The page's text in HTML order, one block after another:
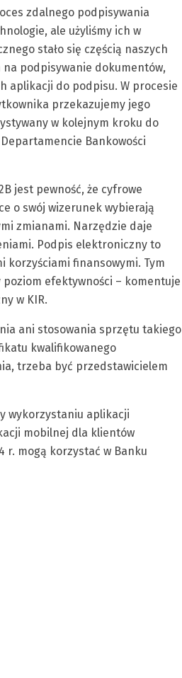
zdalnego podpisywania
ale użyliśmy ich w
stało się częścią naszych
podpisywanie dokumentów,
aplikacji do podpisu. W procesie
przekazujemy jego
w kolejnym kroku do
Bankowości
jest pewność, że cyfrowe
o swój wizerunek wybierają
zmianami. Narzędzie daje
Podpis elektroniczny to
korzyściami finansowymi. Tym
efektywności – komentuje
w KIR.
ani stosowania sprzętu takiego
kwalifikowanego
trzeba być przedstawicielem
wykorzystaniu aplikacji
mobilnej dla klientów
r. mogą korzystać w Banku